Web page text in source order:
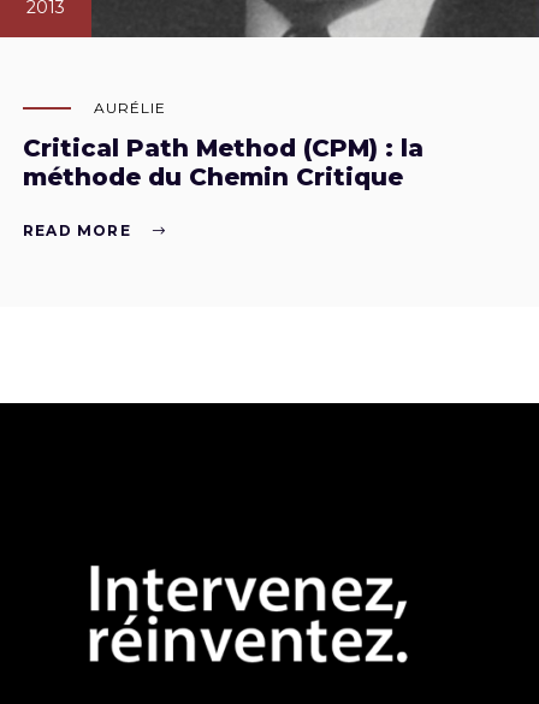
2013
AURÉLIE
Critical Path Method (CPM) : la
méthode du Chemin Critique
READ MORE